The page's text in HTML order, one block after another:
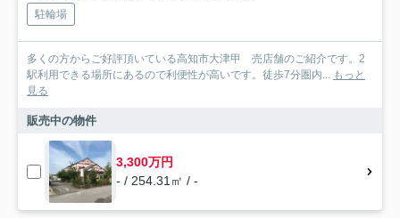
駐輪場
多くの方からご好評頂いている高知市大津甲 売店舗のご紹介です。2
駅利用できる場所にあるので利便性が高いです。徒歩7分圏内... もっと
見る
販売中の物件
3,300万円
- / 254.31㎡ / -